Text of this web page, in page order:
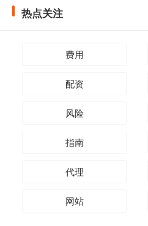
热点关注
费用
配资
风险
指南
代理
网站